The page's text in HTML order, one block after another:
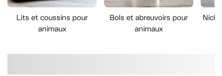
Lits et coussins pour
animaux
Bols et abreuvoirs pour
animaux